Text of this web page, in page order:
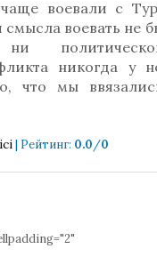
воевали с
воевать не
ни
никогда у
что мы
| Рейтинг: 0.0/0